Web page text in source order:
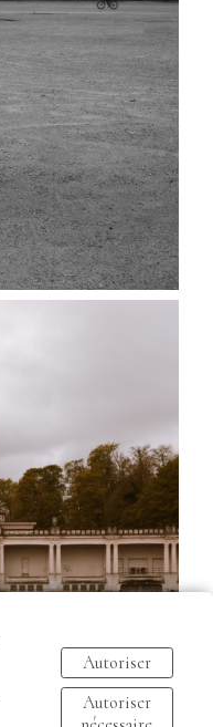
Autoriser
Autoriser